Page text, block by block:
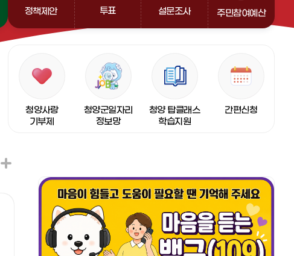
정책제안 투표 설문조사 주민참여예산
청양사랑
기부제
청양군일자리
정보망
청양 탑클래스
학습지원
간편신청